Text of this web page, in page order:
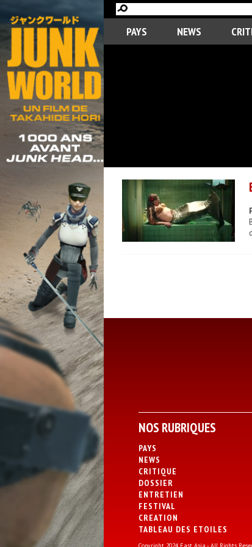
PAYS NEWS
NOS RUBRIQUES
PAYS
NEWS
CRITIQUE
DOSSIER
ENTRETIEN
FESTIVAL
CREATION
TABLEAU DES ETOILES